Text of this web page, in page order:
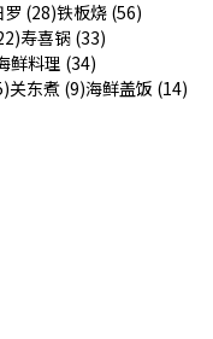
罗 (28)铁板烧 (56)
寿喜锅 (33)
鲜料理 (34)
关东煮 (9)海鲜盖饭 (14)